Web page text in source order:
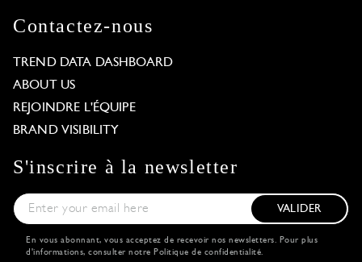
Contactez-nous
TREND DATA DASHBOARD
ABOUT US
REJOINDRE L'ÉQUIPE
BRAND VISIBILITY
S'inscrire à la newsletter
VALIDER
En vous abonnant, vous acceptez de recevoir nos newsletters. Pour plus
d'informations, consulter notre Politique de confidentialité.